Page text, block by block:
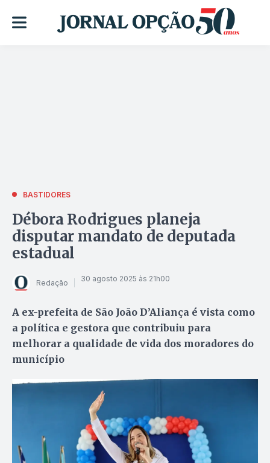
BASTIDORES
Débora Rodrigues planeja
disputar mandato de deputada
estadual
Redação 30 agosto 2025 às 21h00
A ex-prefeita de São João D’Aliança é vista como
a política e gestora que contribuiu para
melhorar a qualidade de vida dos moradores do
município